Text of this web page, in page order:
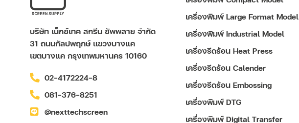
บริษัท เน็กซ์เทค สกรีน ซัพพลาย จำกัด
31 ถนนกัลปพฤกษ์ แขวงบางแค
เขตบางแค กรุงเทพมหานคร 10160
02-4172224-8
081-376-8251
@nexttechscreen
เครื่องพิมพ์ Large Format Model
เครื่องพิมพ์ Industrial Model
เครื่องรีดร้อน Heat Press
เครื่องรีดร้อน Calender
เครื่องรีดร้อน Embossing
เครื่องพิมพ์ DTG
เครื่องพิมพ์ Digital Transfer